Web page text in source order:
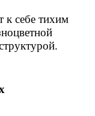
к себе тихим